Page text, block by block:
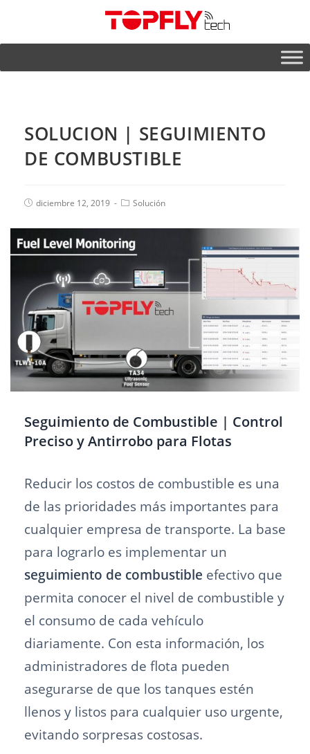
SOLUCION | SEGUIMIENTO
DE COMBUSTIBLE
diciembre 12, 2019 Solución
Seguimiento de Combustible | Control
Preciso y Antirrobo para Flotas
Reducir los costos de combustible es una
de las prioridades más importantes para
cualquier empresa de transporte. La base
para lograrlo es implementar un
seguimiento de combustible efectivo que
permita conocer el nivel de combustible y
el consumo de cada vehículo
diariamente. Con esta información, los
administradores de flota pueden
asegurarse de que los tanques estén
llenos y listos para cualquier uso urgente,
evitando sorpresas costosas.